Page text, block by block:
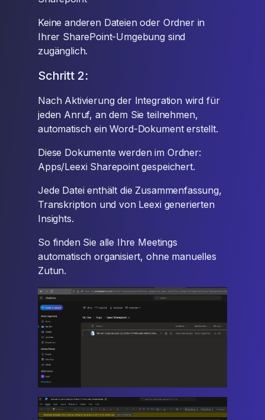
Keine anderen Dateien oder Ordner in
Ihrer SharePoint-Umgebung sind
zugänglich.
Schritt 2:
Nach Aktivierung der Integration wird für
jeden Anruf, an dem Sie teilnehmen,
automatisch ein Word-Dokument erstellt.
Diese Dokumente werden im Ordner:
Apps/Leexi Sharepoint gespeichert.
Jede Datei enthält die Zusammenfassung,
Transkription und von Leexi generierten
Insights.
So finden Sie alle Ihre Meetings
automatisch organisiert, ohne manuelles
Zutun.